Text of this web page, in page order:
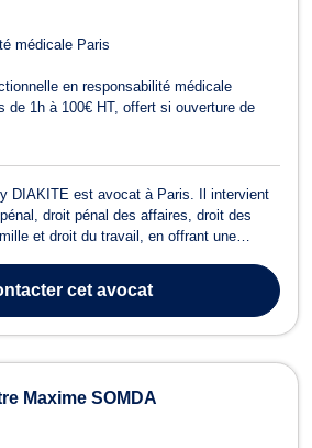
médicale Paris
en responsabilité médicale
de 1h à 100€ HT, offert si ouverture de
DIAKITE est avocat à Paris. Il intervient
droit pénal des affaires, droit des
et droit du travail, en offrant une
assiste mis en cause et victimes à tous
cet avocat
Maxime SOMDA